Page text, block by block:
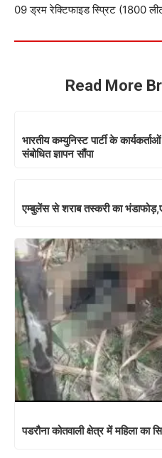
09 ड्रम रेक्टिफाइड स्प्रिट (1800
Read More
भारतीय कम्युनिस्ट पार्टी के
संबोधित ज्ञापन सौंपा
एम्बुलेंस से शराब तस्करी का
पडरौना कोतवाली क्षेत्र में महिला का